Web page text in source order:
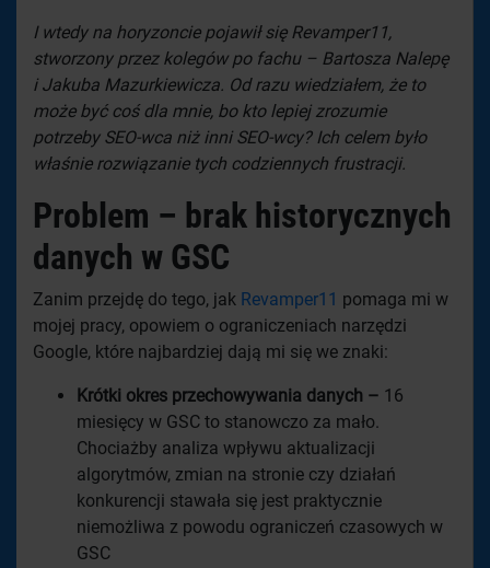
I wtedy na horyzoncie pojawił się Revamper11,
stworzony przez kolegów po fachu – Bartosza Nalepę
i Jakuba Mazurkiewicza. Od razu wiedziałem, że to
może być coś dla mnie, bo kto lepiej zrozumie
potrzeby SEO-wca niż inni SEO-wcy? Ich celem było
właśnie rozwiązanie tych codziennych frustracji.
Problem – brak historycznych
danych w GSC
Zanim przejdę do tego, jak Revamper11 pomaga mi w
mojej pracy, opowiem o ograniczeniach narzędzi
Google, które najbardziej dają mi się we znaki:
Krótki okres przechowywania danych – 16
miesięcy w GSC to stanowczo za mało.
Chociażby analiza wpływu aktualizacji
algorytmów, zmian na stronie czy działań
konkurencji stawała się jest praktycznie
niemożliwa z powodu ograniczeń czasowych w
GSC